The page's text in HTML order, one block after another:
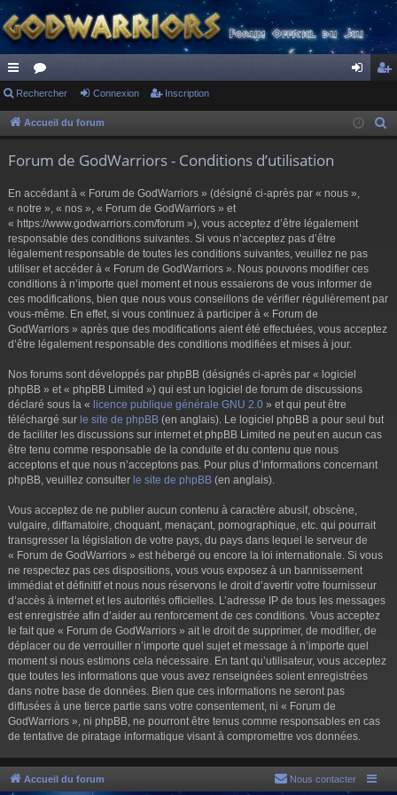
ac
co
s
or
u ne cri
Rechercher Connexion Inscription
Accueil du forum
Forum de GodWarriors - Conditions d’utilisation
En accédant à « Forum de GodWarriors » (désigné ci-après par « nous »,
« notre », « nos », « Forum de GodWarriors » et
« https://www.godwarriors.com/forum »), vous acceptez d’être légalement
responsable des conditions suivantes. Si vous n’acceptez pas d’être
légalement responsable de toutes les conditions suivantes, veuillez ne pas
utiliser et accéder à « Forum de GodWarriors ». Nous pouvons modifier ces
conditions à n’importe quel moment et nous essaierons de vous informer de
ces modifications, bien que nous vous conseillons de vérifier régulièrement par
vous-même. En effet, si vous continuez à participer à « Forum de
GodWarriors » après que des modifications aient été effectuées, vous acceptez
d’être légalement responsable des conditions modifiées et mises à jour.
Nos forums sont développés par phpBB (désignés ci-après par « logiciel
phpBB » et « phpBB Limited ») qui est un logiciel de forum de discussions
déclaré sous la « licence publique générale GNU 2.0 » et qui peut être
téléchargé sur le site de phpBB (en anglais). Le logiciel phpBB a pour seul but
de faciliter les discussions sur internet et phpBB Limited ne peut en aucun cas
être tenu comme responsable de la conduite et du contenu que nous
acceptons et que nous n’acceptons pas. Pour plus d’informations concernant
phpBB, veuillez consulter le site de phpBB (en anglais).
Vous acceptez de ne publier aucun contenu à caractère abusif, obscène,
vulgaire, diffamatoire, choquant, menaçant, pornographique, etc. qui pourrait
transgresser la législation de votre pays, du pays dans lequel le serveur de
« Forum de GodWarriors » est hébergé ou encore la loi internationale. Si vous
ne respectez pas ces dispositions, vous vous exposez à un bannissement
immédiat et définitif et nous nous réservons le droit d’avertir votre fournisseur
d’accès à internet et les autorités officielles. L’adresse IP de tous les messages
est enregistrée afin d’aider au renforcement de ces conditions. Vous acceptez
le fait que « Forum de GodWarriors » ait le droit de supprimer, de modifier, de
déplacer ou de verrouiller n’importe quel sujet et message à n’importe quel
moment si nous estimons cela nécessaire. En tant qu’utilisateur, vous acceptez
que toutes les informations que vous avez renseignées soient enregistrées
dans notre base de données. Bien que ces informations ne seront pas
diffusées à une tierce partie sans votre consentement, ni « Forum de
GodWarriors », ni phpBB, ne pourront être tenus comme responsables en cas
de tentative de piratage informatique visant à compromettre vos données.
Accueil du forum Nous contacter